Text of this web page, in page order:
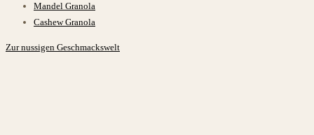
Mandel Granola
Cashew Granola
Zur nussigen Geschmackswelt